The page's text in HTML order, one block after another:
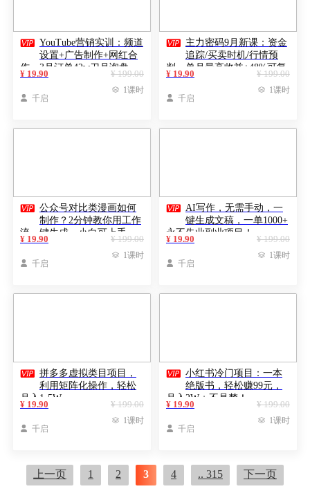
 YouTube营销实训：频道
设置+广告制作+网红合
作，3月订单42w刀月询盘
200+
¥ 199.00
¥ 19.90
 千启
 1课时
 主力密码9月新课：资金
追踪/买卖时机/行情预
判，单月最高收益+48%可复
制
¥ 199.00
¥ 19.90
 千启
 1课时
 公众号对比类漫画如何
制作？2分钟教你用工作
流一键生成，小白可上手
¥ 199.00
¥ 19.90
 千启
 1课时
 AI写作，无需手动，一
键生成文稿，一单1000+
永不失业副业项目！
¥ 199.00
¥ 19.90
 千启
 1课时
 拼多多虚拟类目项目，
利用矩阵化操作，轻松
月入1-5W
¥ 199.00
¥ 19.90
 千启
 1课时
 小红书冷门项目：一本
绝版书，轻松赚99元，
月入2W＋不是梦！
¥ 199.00
¥ 19.90
 千启
 1课时
上一页 1 2 3 4 .. 315 下一页